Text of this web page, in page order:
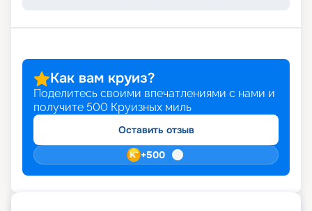
Как вам круиз?
Поделитесь своими впечатлениями с нами и
получите 500 Круизных миль
Оставить отзыв
+500